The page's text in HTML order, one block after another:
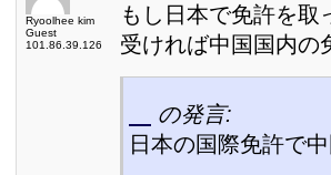
Ryoolhee kim
Guest
101.86.39.126
もし日本で免許を取
受ければ中国国内の
の発言:
日本の国際免許で